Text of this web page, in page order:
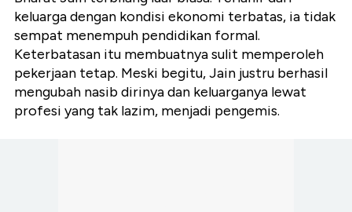
keluarga dengan kondisi ekonomi terbatas, ia tidak
sempat menempuh pendidikan formal.
Keterbatasan itu membuatnya sulit memperoleh
pekerjaan tetap. Meski begitu, Jain justru berhasil
mengubah nasib dirinya dan keluarganya lewat
profesi yang tak lazim, menjadi pengemis.